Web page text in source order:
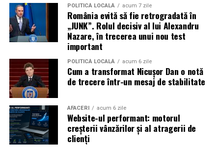
ActoriiVlad Gherman, Oana Gherman și Ioana
Ginghină
vin la întâlnirea cu publicul dinCinema City
Vivo! Pitești pe 17 februarie, de la 18:30și vor
participa la o discuție după proiecție, alături de
Paul Decu.
Caravana„În pielea mea”ajunge laCinema City
Shopping City Ploiești, pe 18 februarie, de la 18:30, la
proiecția specială introdusă de regizorul
alături de actoriiIoana State, Vlad și Oana Gherman,
Azaleea Necula și Gabriel Vatavu.
O comedie actuală și spumoasă, filmul
POLITICĂ LOCALĂ acum 7 zile
România evită să fie retrogradată în
„JUNK”. Rolul decisiv al lui Alexandru
Nazare, în trecerea unui nou test
important
POLITICĂ LOCALĂ acum 6 zile
Cum a transformat Nicușor Dan o notă
de trecere într-un mesaj de stabilitate
AFACERI acum 6 zile
Website-ul performant: motorul
creșterii vânzărilor și al atragerii de
clienți